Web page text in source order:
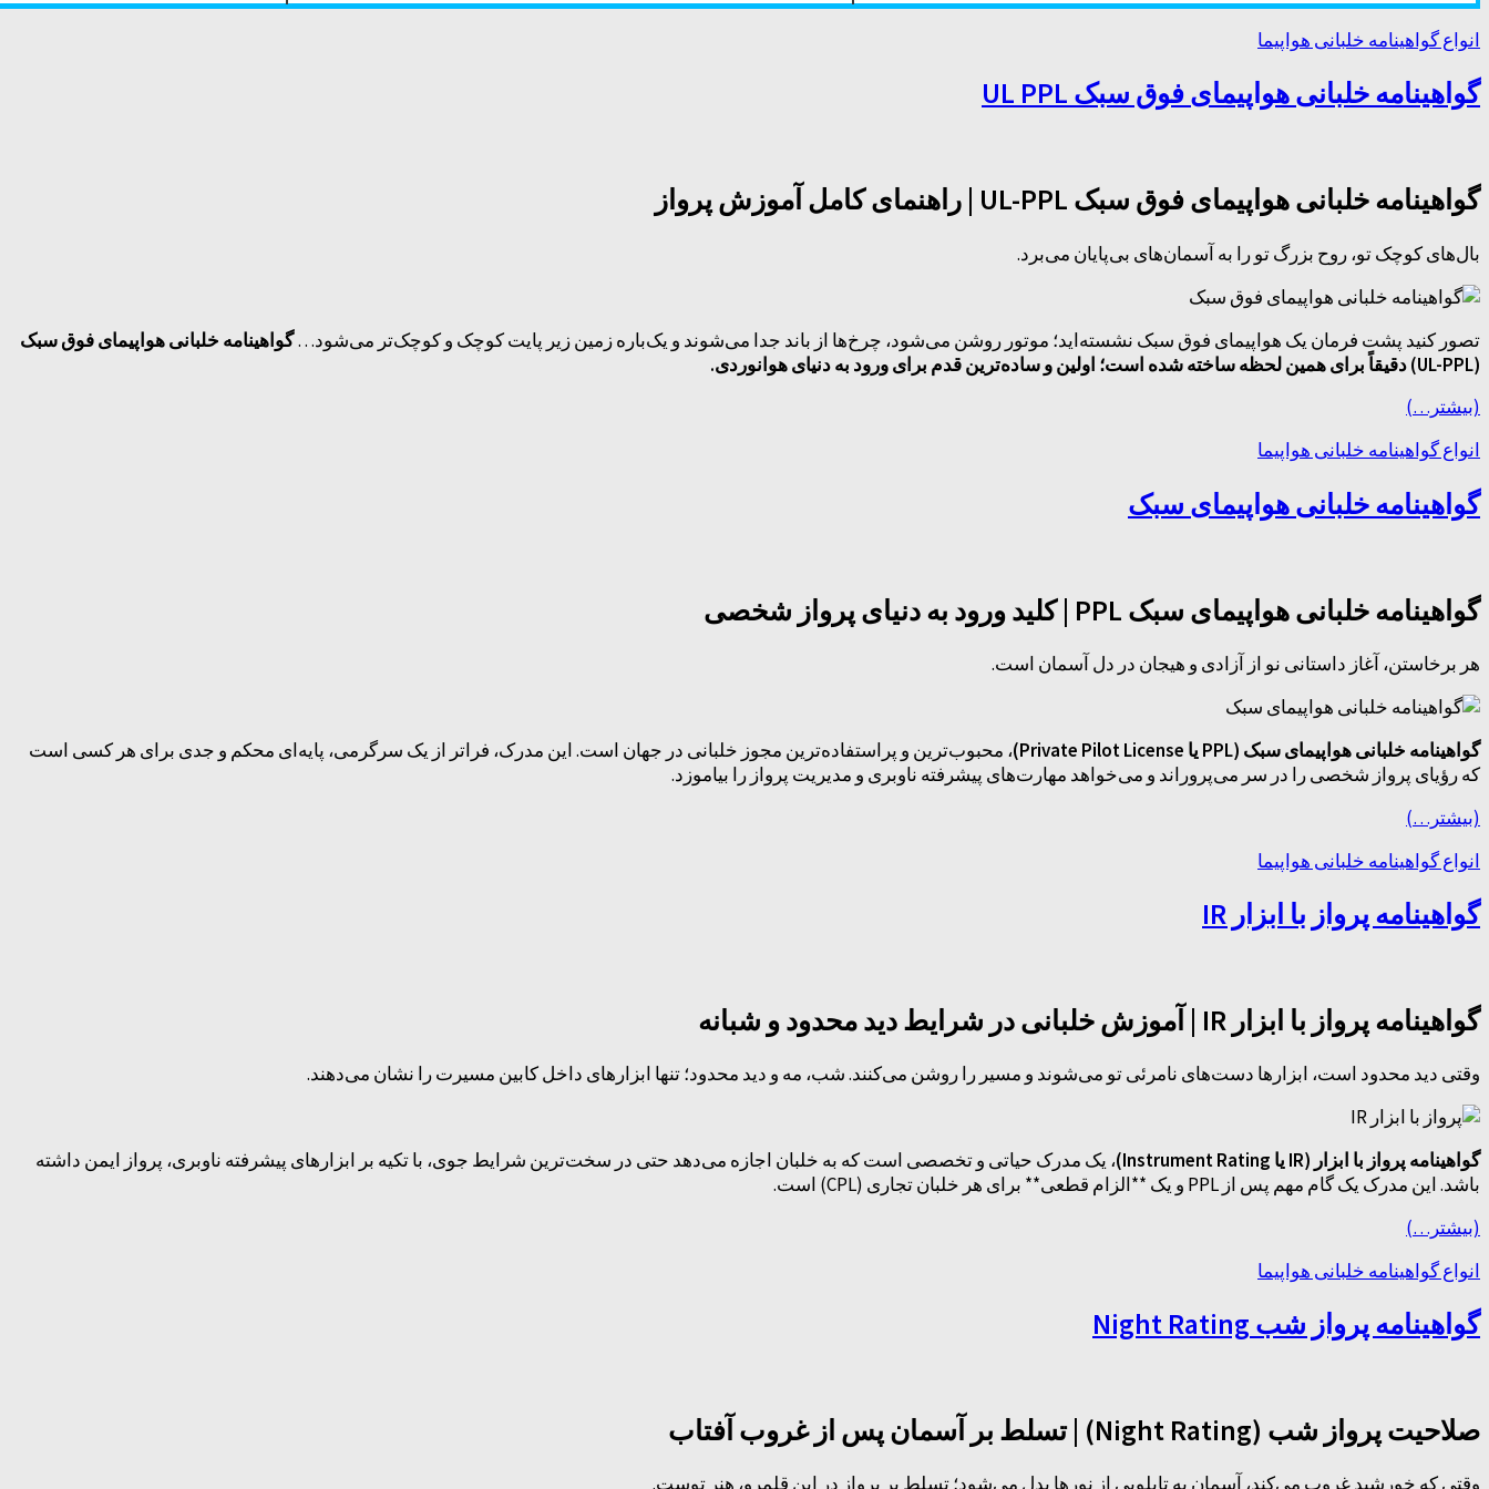
انواع گواهینامه خلبانی هواپیما
گواهینامه خلبانی هواپیمای فوق سبک UL PPL
گواهینامه خلبانی هواپیمای فوق سبک UL-PPL | راهنمای کامل آموزش پرواز
بال‌های کوچک تو، روح بزرگ تو را به آسمان‌های بی‌پایان می‌برد.
تصور کنید پشت فرمان یک هواپیمای فوق سبک نشسته‌اید؛ موتور روشن می‌شود، چرخ‌ها از باند جدا می‌شوند و یک‌باره زمین زیر پایت کوچک و کوچک‌تر می‌شود…گواهینامه خلبانی هواپیمای فوق سبک
(UL-PPL) دقیقاً برای همین لحظه ساخته شده است؛ اولین و ساده‌ترین قدم برای ورود به دنیای هوانوردی.
(بیشتر…)
انواع گواهینامه خلبانی هواپیما
گواهینامه خلبانی هواپیمای سبک
گواهینامه خلبانی هواپیمای سبک PPL | کلید ورود به دنیای پرواز شخصی
هر برخاستن، آغاز داستانی نو از آزادی و هیجان در دل آسمان است.
گواهینامه خلبانی هواپیمای سبک (PPL یا Private Pilot License)
، محبوب‌ترین و پراستفاده‌ترین مجوز خلبانی در جهان است. این مدرک، فراتر از یک سرگرمی، پایه‌ای محکم و جدی برای هر کسی است
که رؤیای پرواز شخصی را در سر می‌پروراند و می‌خواهد مهارت‌های پیشرفته ناوبری و مدیریت پرواز را بیاموزد.
(بیشتر…)
انواع گواهینامه خلبانی هواپیما
گواهینامه پرواز با ابزار IR
گواهینامه پرواز با ابزار IR | آموزش خلبانی در شرایط دید محدود و شبانه
وقتی دید محدود است، ابزارها دست‌های نامرئی تو می‌شوند و مسیر را روشن می‌کنند. شب، مه و دید محدود؛ تنها ابزارهای داخل کابین مسیرت را نشان می‌دهند.
گواهینامه پرواز با ابزار (IR یا Instrument Rating)
، یک مدرک حیاتی و تخصصی است که به خلبان اجازه می‌دهد حتی در سخت‌ترین شرایط جوی، با تکیه بر ابزارهای پیشرفته ناوبری، پرواز ایمن داشته
باشد. این مدرک یک گام مهم پس از PPL و یک **الزام قطعی** برای هر خلبان تجاری (CPL) است.
(بیشتر…)
انواع گواهینامه خلبانی هواپیما
گواهینامه پرواز شب Night Rating
صلاحیت پرواز شب (Night Rating) | تسلط بر آسمان پس از غروب آفتاب
وقتی که خورشید غروب می‌کند، آسمان به تابلویی از نورها بدل می‌شود؛ تسلط بر پرواز در این قلمرو، هنر توست.